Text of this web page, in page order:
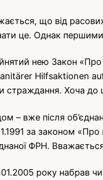
що від
це. Однак
нею Закон «Про
Hilfsaktionen
страждання. Хоча до
– вже після
за законом
ФРН.
року набрав